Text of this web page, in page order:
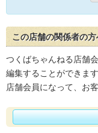
この店舗の関係者の方
つくばちゃんねる店舗
編集することができます
店舗会員になって、お